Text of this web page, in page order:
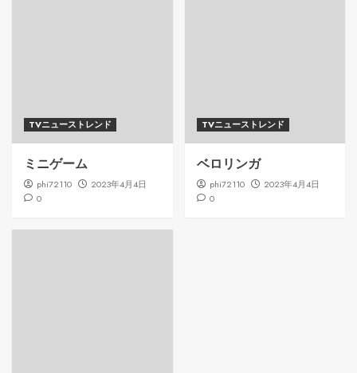
TVニューストレンド
ミニゲーム
phi72110
2023年4月4日
0
TVニューストレンド
ベロリンガ
phi72110
2023年4月4日
0